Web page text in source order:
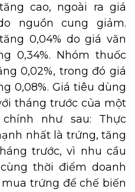
cao, ngoài ra giá
nguồn cung giảm.
0,04% do giá văn
0,34%. Nhóm thuốc
0,02%, trong đó giá
0,08%. Giá tiêu dùng
tháng trước của một
như sau: Thực
nhất là trứng, tăng
trước, vì nhu cầu
thời điểm doanh
trứng để chế biến